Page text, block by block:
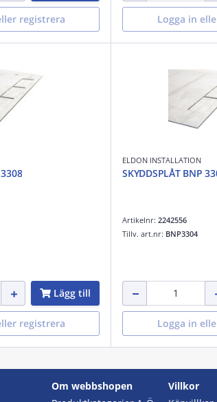
registrera Logga in
Lägg till
registrera
ELDON INSTALLATION
SKYDDSPLÅT BNP
Artikelnr: 2242556
Tillv. art.nr: BNP3304
Logga in
Om webbshopen
Villkor